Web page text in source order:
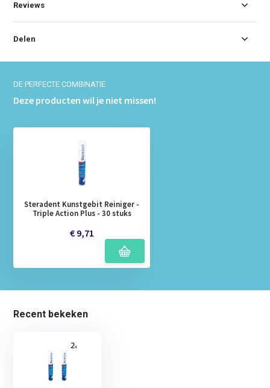
Reviews
Delen
DE PERFECTE COMBINATIE
Deze producten wil je niet missen!
Steradent Kunstgebit Reiniger -
Triple Action Plus - 30 stuks
€ 9,71
Recent bekeken